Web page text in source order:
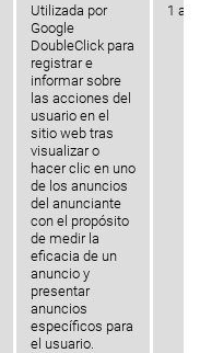
Utilizada por
Google
DoubleClick para
registrar e
informar sobre
las acciones del
usuario en el
sitio web tras
visualizar o
hacer clic en uno
de los anuncios
del anunciante
con el propósito
de medir la
eficacia de un
anuncio y
presentar
anuncios
específicos para
el usuario.
1